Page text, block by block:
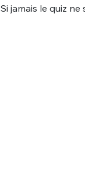
Si jamais le quiz ne